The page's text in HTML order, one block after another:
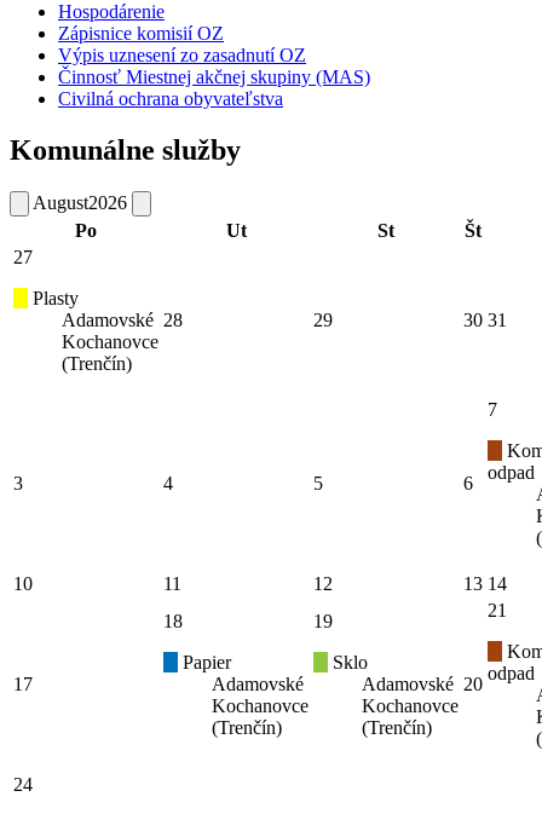
Hospodárenie
Zápisnice komisií OZ
Výpis uznesení zo zasadnutí OZ
Činnosť Miestnej akčnej skupiny (MAS)
Civilná ochrana obyvateľstva
Komunálne služby
August2026
Po
Ut St
Št
27
Plasty
Adamovské
Kochanovce
(Trenčín)
28 29 30 31
3 4 5 6
7
odpad
10 11 12 13 14
17
18
Papier
Adamovské
Kochanovce
(Trenčín)
19
Sklo
Adamovské
Kochanovce
(Trenčín)
20
21
odpad
24